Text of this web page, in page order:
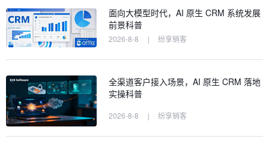
面向大模型时代，AI 原生 CRM 系统发展
前景科普
2026-8-8 | 纷享销客
全渠道客户接入场景，AI 原生 CRM 落地
实操科普
2026-8-8 | 纷享销客